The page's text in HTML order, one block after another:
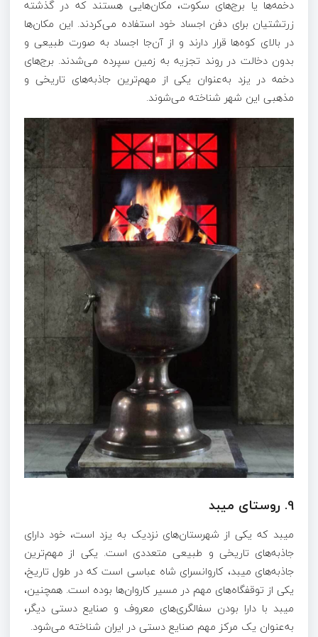
دخمه‌ها یا برج‌های سکوت، مکان‌هایی هستند که در گذشته
زرتشتیان برای دفن اجساد خود استفاده می‌کردند. این مکان‌ها
در بالای کوه‌ها قرار دارند و از آن‌جا اجساد به صورت طبیعی و
بدون دخالت در روند تجزیه به زمین سپرده می‌شدند. برج‌های
دخمه در یزد به‌عنوان یکی از مهم‌ترین جاذبه‌های تاریخی و
مذهبی این شهر شناخته می‌شوند.
9. روستای میبد
میبد که یکی از شهرستان‌های نزدیک به یزد است، خود دارای
جاذبه‌های تاریخی و طبیعی متعددی است. یکی از مهم‌ترین
جاذبه‌های میبد، کاروانسرای شاه عباسی است که در طول تاریخ،
یکی از توقفگاه‌های مهم در مسیر کاروان‌ها بوده است. همچنین،
میبد با دارا بودن سفالگری‌های معروف و صنایع دستی دیگر،
به‌عنوان یک مرکز مهم صنایع دستی در ایران شناخته می‌شود.